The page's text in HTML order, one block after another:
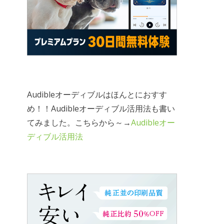
Audibleオーディブルはほんとにおすす
め！！Audibleオーディブル活用法も書い
てみました。こちらから～→Audibleオー
ディブル活用法